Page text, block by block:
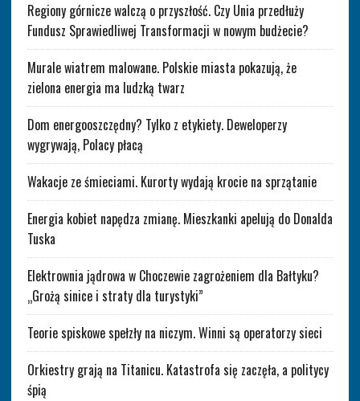
Regiony górnicze walczą o przyszłość. Czy Unia przedłuży
Fundusz Sprawiedliwej Transformacji w nowym budżecie?
Murale wiatrem malowane. Polskie miasta pokazują, że
zielona energia ma ludzką twarz
Dom energooszczędny? Tylko z etykiety. Deweloperzy
wygrywają, Polacy płacą
Wakacje ze śmieciami. Kurorty wydają krocie na sprzątanie
Energia kobiet napędza zmianę. Mieszkanki apelują do Donalda
Tuska
Elektrownia jądrowa w Choczewie zagrożeniem dla Bałtyku?
„Grożą sinice i straty dla turystyki”
Teorie spiskowe spełzły na niczym. Winni są operatorzy sieci
Orkiestry grają na Titanicu. Katastrofa się zaczęła, a politycy
śpią